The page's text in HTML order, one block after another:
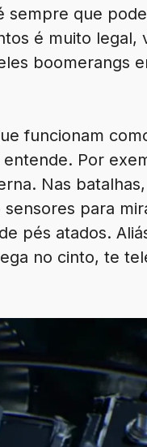
sempre que
é muito legal,
boomerangs
funcionam
Por
Nas
para
pés atados.
no cinto, te